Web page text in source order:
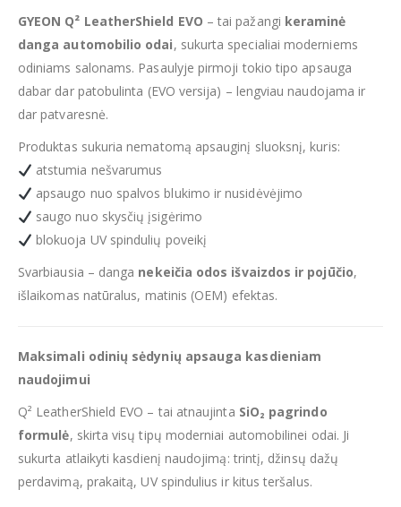
GYEON Q² LeatherShield EVO – tai pažangi keraminė
danga automobilio odai, sukurta specialiai moderniems
odiniams salonams. Pasaulyje pirmoji tokio tipo apsauga
dabar dar patobulinta (EVO versija) – lengviau naudojama ir
dar patvaresnė.
Produktas sukuria nematomą apsauginį sluoksnį, kuris:
atstumia nešvarumus
apsaugo nuo spalvos blukimo ir nusidėvėjimo
saugo nuo skysčių įsigėrimo
blokuoja UV spindulių poveikį
Svarbiausia – danga nekeičia odos išvaizdos ir pojūčio,
išlaikomas natūralus, matinis (OEM) efektas.
Maksimali odinių sėdynių apsauga kasdieniam
naudojimui
Q² LeatherShield EVO – tai atnaujinta SiO₂ pagrindo
formulė, skirta visų tipų moderniai automobilinei odai. Ji
sukurta atlaikyti kasdienį naudojimą: trintį, džinsų dažų
perdavimą, prakaitą, UV spindulius ir kitus teršalus.